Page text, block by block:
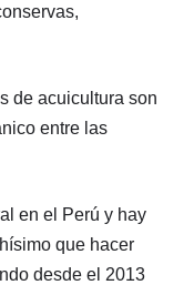
de acuicultura son
entre las
en el Perú y hay
que hacer
desde el 2013